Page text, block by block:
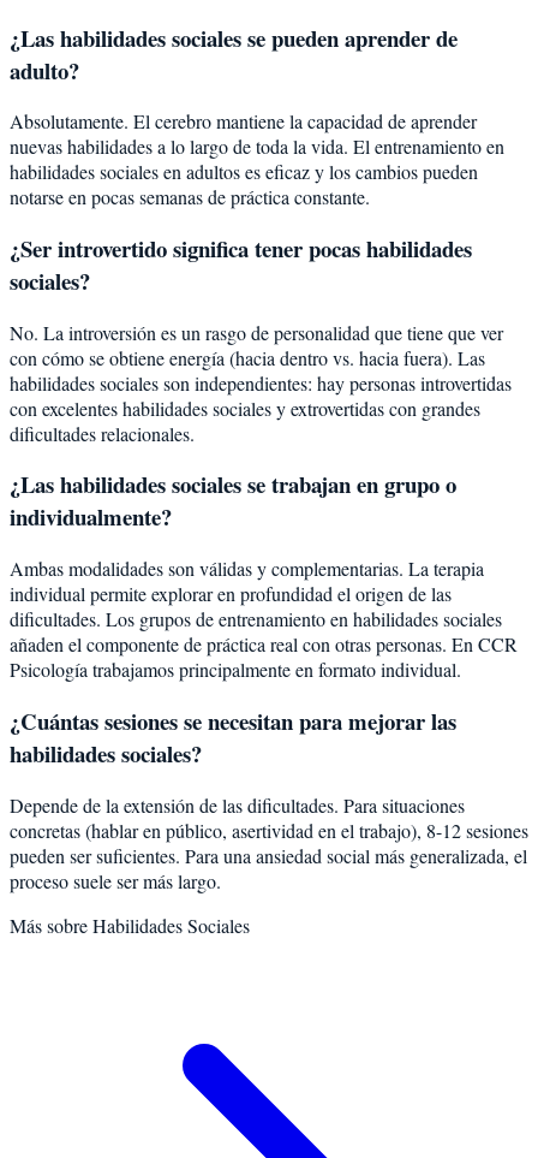
¿Las habilidades sociales se pueden aprender de
adulto?
Absolutamente. El cerebro mantiene la capacidad de aprender
nuevas habilidades a lo largo de toda la vida. El entrenamiento en
habilidades sociales en adultos es eficaz y los cambios pueden
notarse en pocas semanas de práctica constante.
¿Ser introvertido significa tener pocas habilidades
sociales?
No. La introversión es un rasgo de personalidad que tiene que ver
con cómo se obtiene energía (hacia dentro vs. hacia fuera). Las
habilidades sociales son independientes: hay personas introvertidas
con excelentes habilidades sociales y extrovertidas con grandes
dificultades relacionales.
¿Las habilidades sociales se trabajan en grupo o
individualmente?
Ambas modalidades son válidas y complementarias. La terapia
individual permite explorar en profundidad el origen de las
dificultades. Los grupos de entrenamiento en habilidades sociales
añaden el componente de práctica real con otras personas. En CCR
Psicología trabajamos principalmente en formato individual.
¿Cuántas sesiones se necesitan para mejorar las
habilidades sociales?
Depende de la extensión de las dificultades. Para situaciones
concretas (hablar en público, asertividad en el trabajo), 8-12 sesiones
pueden ser suficientes. Para una ansiedad social más generalizada, el
proceso suele ser más largo.
Más sobreHabilidades Sociales